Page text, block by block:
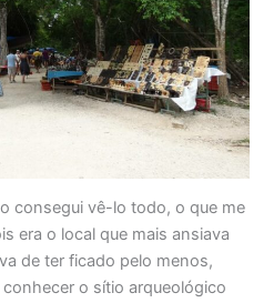
consegui vê-lo todo, o que me
era o local que mais ansiava
de ter ficado pelo menos,
o sítio arqueológico